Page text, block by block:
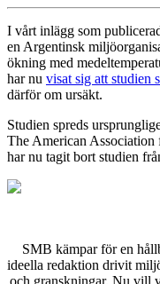
I vårt inlägg som
en Argentinsk
ökning med
har nu visat sig att studien
därför om ursäkt.
Studien spreds
The American Association
har nu tagit bort studien
SMB kämpar för en
ideella redaktion drivit
och granskningar. Nu vill